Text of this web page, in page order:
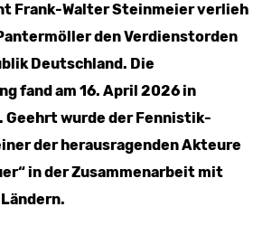
Frank-Walter Steinmeier verlieh
den Verdienstorden
Deutschland. Die
fand am 16. April 2026 in
wurde der Fennistik-
der herausragenden Akteure
in der Zusammenarbeit mit